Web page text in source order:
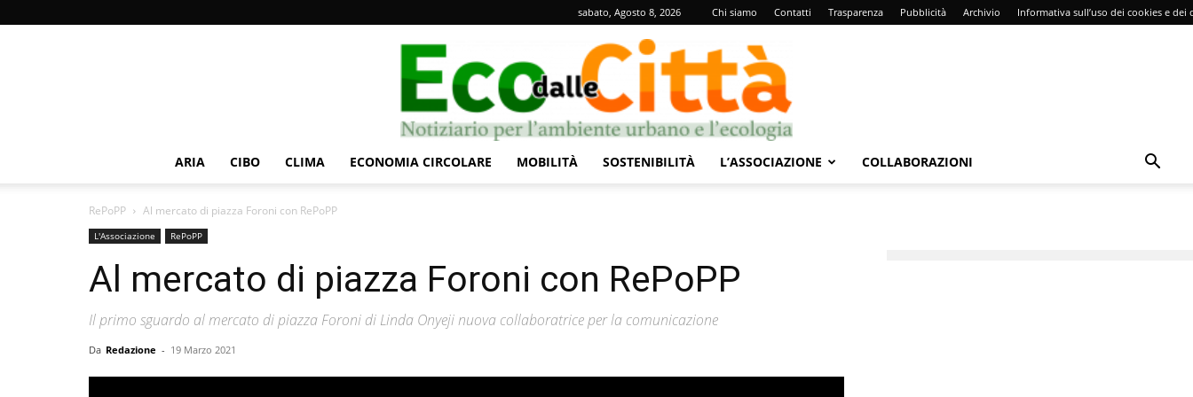
sabato, Agosto 8, 2026 Chi siamo Contatti Trasparenza Pubblicità Archivio Informativa sull’uso dei cookies e dei
dalle
ARIA CIBO CLIMA ECONOMIA CIRCOLARE MOBILITÀ SOSTENIBILITÀ L’ASSOCIAZIONE COLLABORAZIONI
RePoPP Al mercato di piazza Foroni con RePoPP
L'Associazione RePoPP
Al mercato di piazza Foroni con RePoPP
Il primo sguardo al mercato di piazza Foroni di Linda Onyeji nuova collaboratrice per la comunicazione
Da Redazione - 19 Marzo 2021